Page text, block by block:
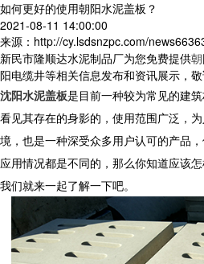
如何更好的使用朝阳水泥盖板？
2021-08-11 14:00:00
来源：http://cy.lsdsnzpc.com/
新民市隆顺达水泥制品厂为您免费提供
阳电缆井等相关信息发布和资讯展示，敬
沈阳水泥盖板是目前一种较为常见的建
看见其存在的身影的，使用范围广泛，
境，也是一种深受众多用户认可的产品
应用情况都是不同的，那么你知道应该
我们就来一起了解一下吧。